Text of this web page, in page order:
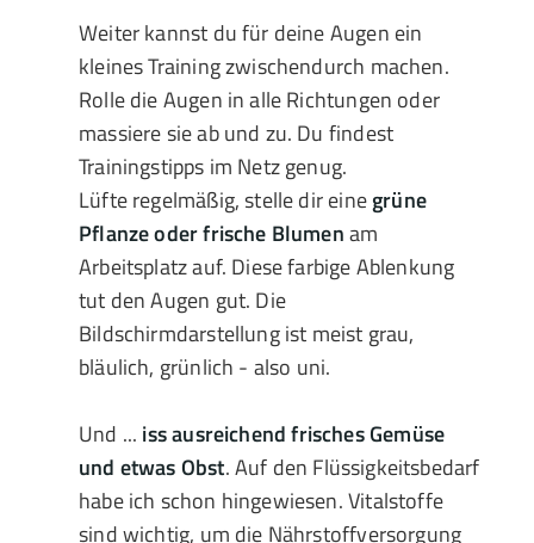
Weiter kannst du für deine Augen ein
kleines Training zwischendurch machen.
Rolle die Augen in alle Richtungen oder
massiere sie ab und zu. Du findest
Trainingstipps im Netz genug.
Lüfte regelmäßig, stelle dir einegrüne
Pflanze oder frische Blumenam
Arbeitsplatz auf. Diese farbige Ablenkung
tut den Augen gut. Die
Bildschirmdarstellung ist meist grau,
bläulich, grünlich - also uni.
Und ... issausreichend frisches Gemüse
und etwas Obst. Auf den Flüssigkeitsbedarf
habe ich schon hingewiesen. Vitalstoffe
sind wichtig, um die Nährstoffversorgung